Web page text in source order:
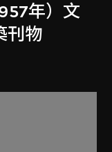
年）文
刊物